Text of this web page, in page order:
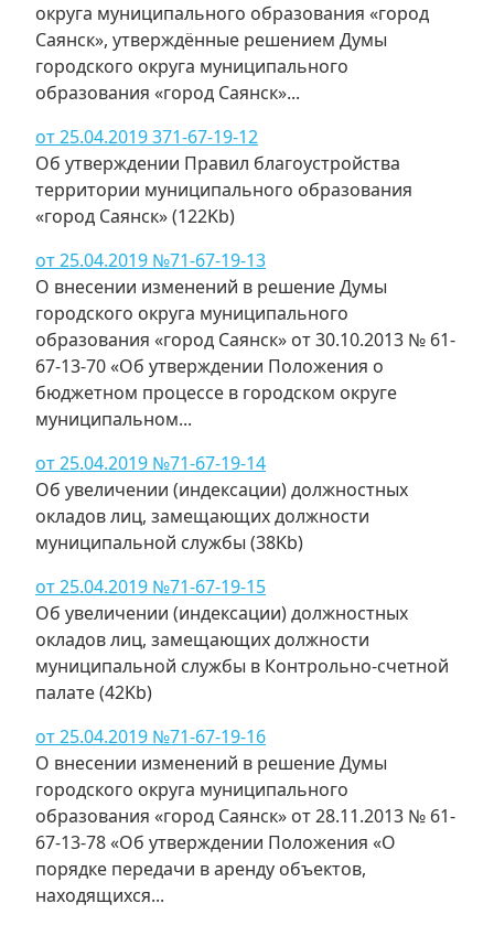
округа муниципального образования «город
Саянск», утверждённые решением Думы
городского округа муниципального
образования «город Саянск»...
от 25.04.2019 371-67-19-12
Об утверждении Правил благоустройства
территории муниципального образования
«город Саянск» (122Kb)
от 25.04.2019 №71-67-19-13
О внесении изменений в решение Думы
городского округа муниципального
образования «город Саянск» от 30.10.2013 № 61-
67-13-70 «Об утверждении Положения о
бюджетном процессе в городском округе
муниципальном...
от 25.04.2019 №71-67-19-14
Об увеличении (индексации) должностных
окладов лиц, замещающих должности
муниципальной службы (38Kb)
от 25.04.2019 №71-67-19-15
Об увеличении (индексации) должностных
окладов лиц, замещающих должности
муниципальной службы в Контрольно-счетной
палате (42Kb)
от 25.04.2019 №71-67-19-16
О внесении изменений в решение Думы
городского округа муниципального
образования «город Саянск» от 28.11.2013 № 61-
67-13-78 «Об утверждении Положения «О
порядке передачи в аренду объектов,
находящихся...